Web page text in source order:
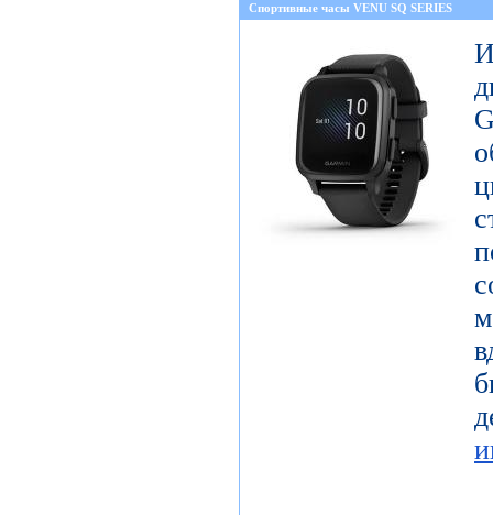
Спортивные часы VENU SQ SERIES